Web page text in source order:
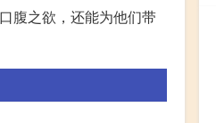
腹之欲，还能为他们带